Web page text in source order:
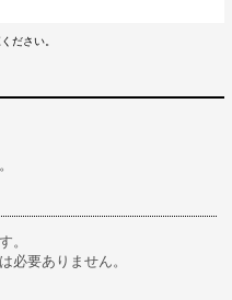
ださい。
。
必要ありません。